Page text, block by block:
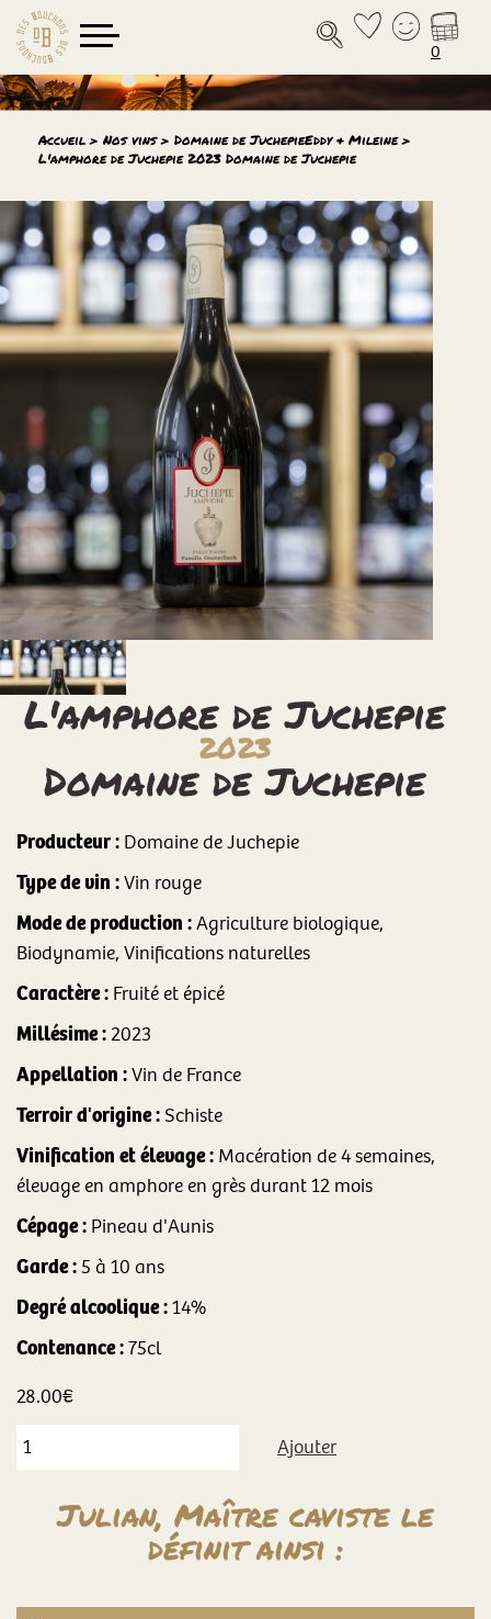
0
Accueil> Nos vins> Domaine de JuchepieEddy & Mileine>
L'amphore de Juchepie2023 Domaine de Juchepie
L'amphore de Juchepie
2023
Domaine de Juchepie
Producteur : Domaine de Juchepie
Type de vin :Vin rouge
Mode de production :Agriculture biologique,
Biodynamie, Vinifications naturelles
Caractère : Fruité et épicé
Millésime :2023
Appellation :Vin de France
Terroir d'origine : Schiste
Vinification et élevage : Macération de 4 semaines,
élevage en amphore en grès durant 12 mois
Cépage : Pineau d'Aunis
Garde :5 à 10 ans
Degré alcoolique :14%
Contenance :75cl
28.00€
Ajouter
Julian, Maître caviste le
définit ainsi :